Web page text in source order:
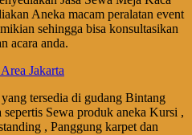
Aneka macam peralatan event
sehingga bisa konsultasikan
acara anda.
tersedia di gudang Bintang
sepertis Sewa produk aneka Kursi ,
, Panggung karpet dan